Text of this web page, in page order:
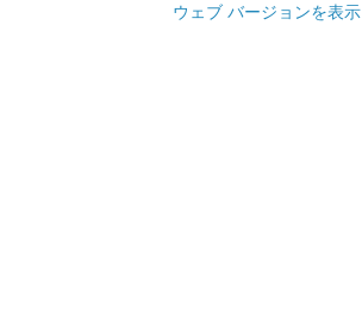
ウェブ バージョンを表示